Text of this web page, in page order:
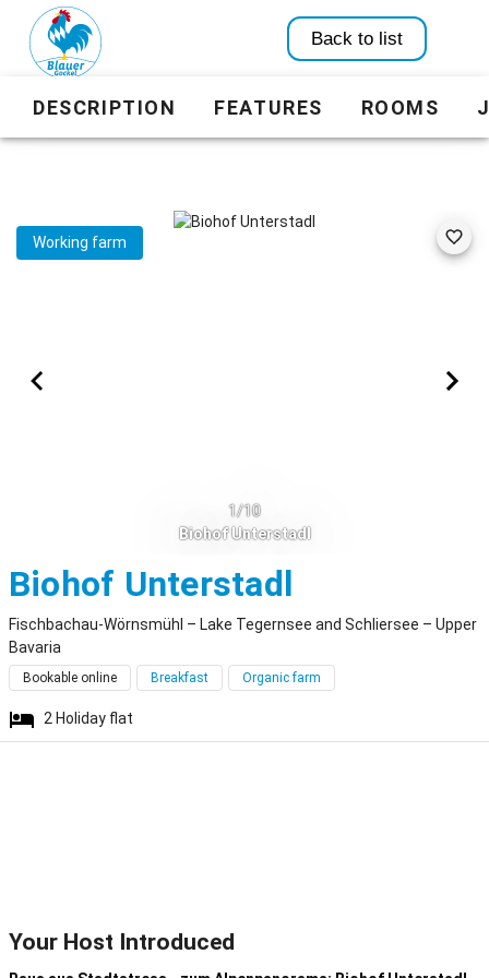
Back to list
DESCRIPTION FEATURES ROOMS
Working farm
1/10
Biohof Unterstadl
Biohof Unterstadl
Fischbachau-Wörnsmühl – Lake Tegernsee and Schliersee – Upper
Bavaria
Bookable online Breakfast Organic farm
2 Holiday flat
Your Host Introduced